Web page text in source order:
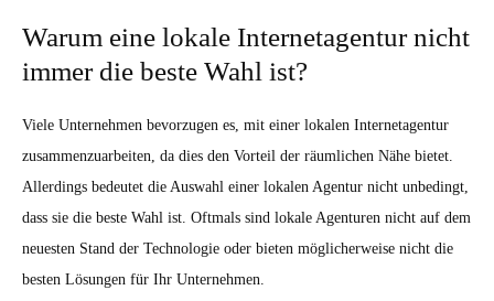
Warum eine lokale Internetagentur nicht
immer die beste Wahl ist?
Viele Unternehmen bevorzugen es, mit einer lokalen Internetagentur
zusammenzuarbeiten, da dies den Vorteil der räumlichen Nähe bietet.
Allerdings bedeutet die Auswahl einer lokalen Agentur nicht unbedingt,
dass sie die beste Wahl ist. Oftmals sind lokale Agenturen nicht auf dem
neuesten Stand der Technologie oder bieten möglicherweise nicht die
besten Lösungen für Ihr Unternehmen.